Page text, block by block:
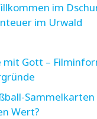
im
im Urwald
mit Gott –
Sammelkarten
Wert?